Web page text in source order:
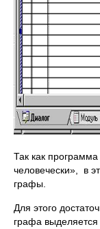
Так как
человечески», в
графы.
Для этого
графа